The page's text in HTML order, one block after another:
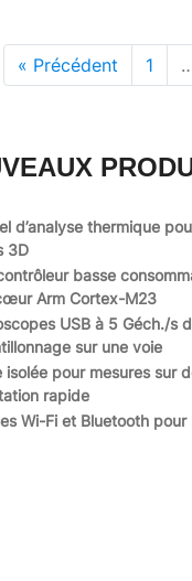
« Précédent 1
d’analyse thermique
3D
basse
Arm Cortex-M23
USB à 5 Géch./s
sur une voie
isolée pour mesures sur
rapide
Wi-Fi et Bluetooth pour